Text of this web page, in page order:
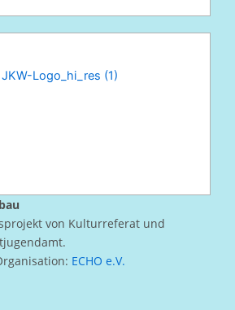
von Kulturreferat und
ECHO e.V.